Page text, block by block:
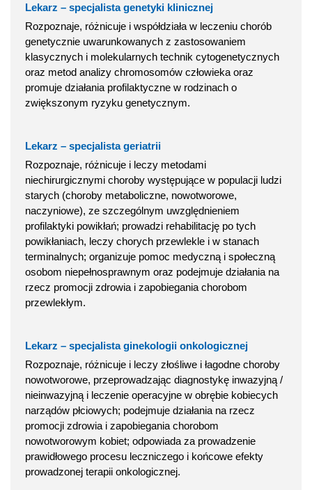
Lekarz – specjalista genetyki klinicznej
Rozpoznaje, różnicuje i współdziała w leczeniu chorób
genetycznie uwarunkowanych z zastosowaniem
klasycznych i molekularnych technik cytogenetycznych
oraz metod analizy chromosomów człowieka oraz
promuje działania profilaktyczne w rodzinach o
zwiększonym ryzyku genetycznym.
Lekarz – specjalista geriatrii
Rozpoznaje, różnicuje i leczy metodami
niechirurgicznymi choroby występujące w populacji ludzi
starych (choroby metaboliczne, nowotworowe,
naczyniowe), ze szczególnym uwzględnieniem
profilaktyki powikłań; prowadzi rehabilitację po tych
powikłaniach, leczy chorych przewlekle i w stanach
terminalnych; organizuje pomoc medyczną i społeczną
osobom niepełnosprawnym oraz podejmuje działania na
rzecz promocji zdrowia i zapobiegania chorobom
przewlekłym.
Lekarz – specjalista ginekologii onkologicznej
Rozpoznaje, różnicuje i leczy złośliwe i łagodne choroby
nowotworowe, przeprowadzając diagnostykę inwazyjną /
nieinwazyjną i leczenie operacyjne w obrębie kobiecych
narządów płciowych; podejmuje działania na rzecz
promocji zdrowia i zapobiegania chorobom
nowotworowym kobiet; odpowiada za prowadzenie
prawidłowego procesu leczniczego i końcowe efekty
prowadzonej terapii onkologicznej.